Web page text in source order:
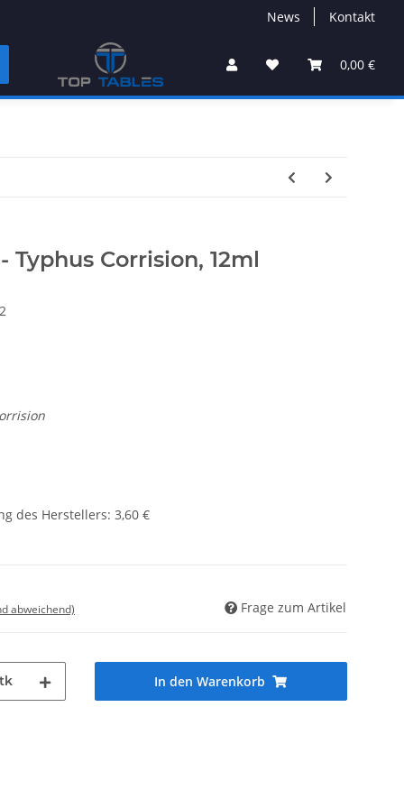
News Kontakt
0,00 €
Typhus Corrision, 12ml
des Herstellers: 3,60 €
abweichend) Frage zum Artikel
In den Warenkorb